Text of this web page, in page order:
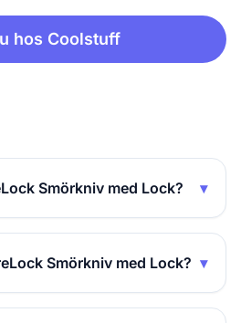
hos Coolstuff
Smörkniv med Lock? ▾
Smörkniv med Lock? ▾